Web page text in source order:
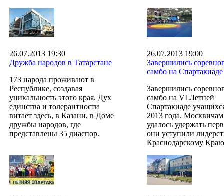
26.07.2013 19:30
Дружба народов в Татарстане
173 народа проживают в
Республике, создавая
уникальность этого края. Дух
единства и толерантности
витает здесь, в Казани, в Доме
дружбы народов, где
представлены 35 диаспор.
26.07.2013 19:00
Завершились
самбо на
Завершились
самбо на VI Летней
Спартакиаде
2013 года.
удалось удержать
они уступили
Краснодарскому